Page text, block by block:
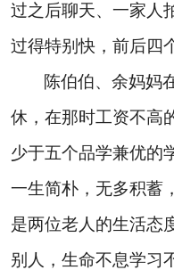
过之后聊天、一家人
过得特别快，前后四
陈伯伯、余妈妈
休，在那时工资不高
少于五个品学兼优的
一生简朴，无多积蓄
是两位老人的生活态
别人，生命不息学习